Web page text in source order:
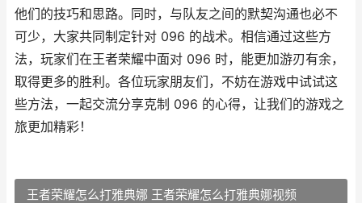
他们的技巧和思路。同时，与队友之间的默契沟通也必不
可少，大家共同制定针对 096 的战术。相信通过这些方
法，玩家们在王者荣耀中面对 096 时，能更加游刃有余，
取得更多的胜利。各位玩家朋友们，不妨在游戏中试试这
些方法，一起交流分享克制 096 的心得，让我们的游戏之
旅更加精彩！
王者荣耀怎么打雅典娜 王者荣耀怎么打雅典娜视频